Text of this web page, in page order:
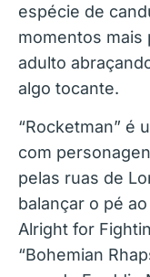
espécie de
momentos mais
adulto
algo tocante.
“Rocketman” é
com
pelas ruas de
balançar o pé
Alright for
“Bohemian